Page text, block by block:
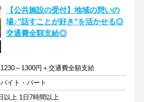
【公共施設の受付】地域の憩いの
場♪"話すことが好き"を活かせる◎
交通費全額支給◎
～1300円＋交通費全額支給
イト・パート
以上 1日7時間以上